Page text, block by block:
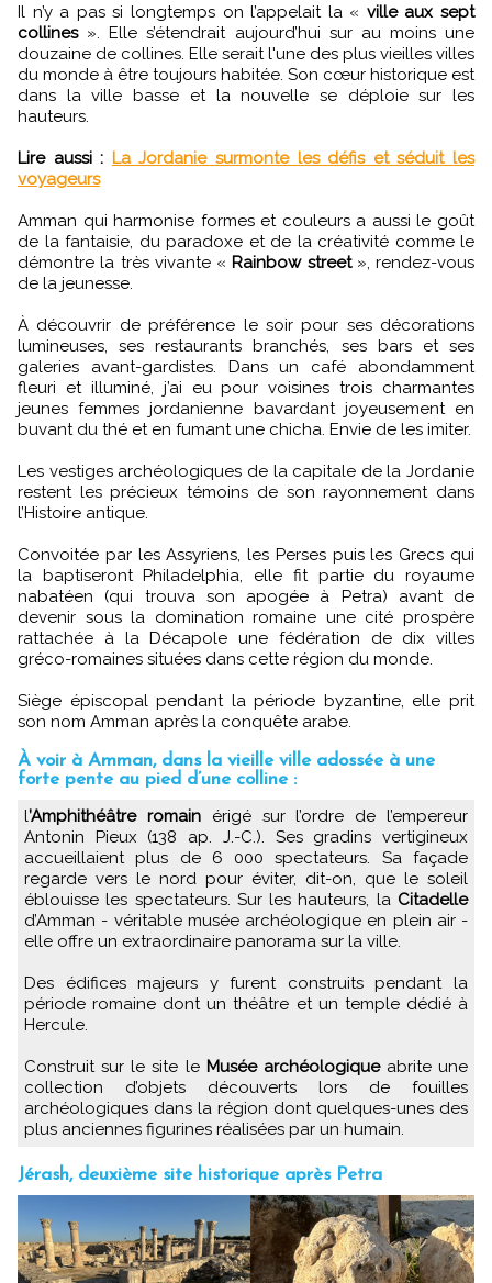
Il n’y a pas si longtemps on l’appelait la « ville aux sept
collines ». Elle s’étendrait aujourd’hui sur au moins une
douzaine de collines. Elle serait l'une des plus vieilles villes
du monde à être toujours habitée. Son cœur historique est
dans la ville basse et la nouvelle se déploie sur les
hauteurs.
Lire aussi : La Jordanie surmonte les défis et séduit les
voyageurs
Amman qui harmonise formes et couleurs a aussi le goût
de la fantaisie, du paradoxe et de la créativité comme le
démontre la très vivante « Rainbow street», rendez-vous
de la jeunesse.
À découvrir de préférence le soir pour ses décorations
lumineuses, ses restaurants branchés, ses bars et ses
galeries avant-gardistes. Dans un café abondamment
fleuri et illuminé, j’ai eu pour voisines trois charmantes
jeunes femmes jordanienne bavardant joyeusement en
buvant du thé et en fumant une chicha. Envie de les imiter.
Les vestiges archéologiques de la capitale de la Jordanie
restent les précieux témoins de son rayonnement dans
l’Histoire antique.
Convoitée par les Assyriens, les Perses puis les Grecs qui
la baptiseront Philadelphia, elle fit partie du royaume
nabatéen (qui trouva son apogée à Petra) avant de
devenir sous la domination romaine une cité prospère
rattachée à la Décapole une fédération de dix villes
gréco-romaines situées dans cette région du monde.
Siège épiscopal pendant la période byzantine, elle prit
son nom Amman après la conquête arabe.
À voir à Amman, dans la vieille ville adossée à une
forte pente au pied d’une colline :
l’Amphithéâtre romainérigé sur l’ordre de l’empereur
Antonin Pieux (138 ap. J.-C.). Ses gradins vertigineux
accueillaient plus de 6 000 spectateurs. Sa façade
regarde vers le nord pour éviter, dit-on, que le soleil
éblouisse les spectateurs. Sur les hauteurs, la Citadelle
d’Amman - véritable musée archéologique en plein air -
elle offre un extraordinaire panorama sur la ville.
Des édifices majeurs y furent construits pendant la
période romaine dont un théâtre et un temple dédié à
Hercule.
Construit sur le site le Musée archéologiqueabrite une
collection d’objets découverts lors de fouilles
archéologiques dans la région dont quelques-unes des
plus anciennes figurines réalisées par un humain.
Jérash, deuxième site historique après Petra